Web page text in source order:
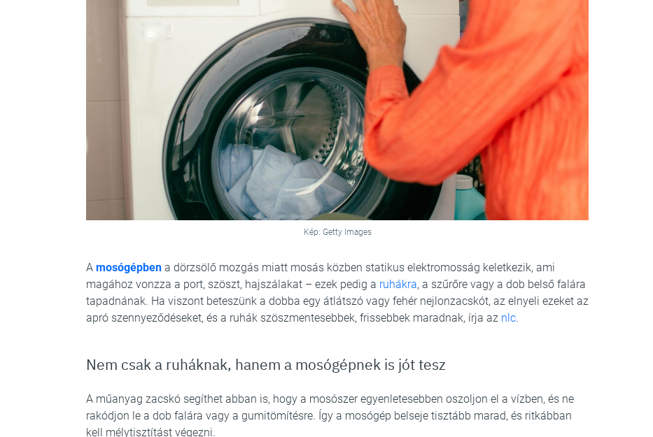
Kép: Getty Images
A mosógépben a dörzsölő mozgás miatt mosás közben statikus elektromosság keletkezik, ami
magához vonzza a port, szöszt, hajszálakat – ezek pedig a ruhákra, a szűrőre vagy a dob belső falára
tapadnának. Ha viszont beteszünk a dobba egy átlátszó vagy fehér nejlonzacskót, az elnyeli ezeket az
apró szennyeződéseket, és a ruhák szöszmentesebbek, frissebbek maradnak, írja az nlc.
Nem csak a ruháknak, hanem a mosógépnek is jót tesz
A műanyag zacskó segíthet abban is, hogy a mosószer egyenletesebben oszoljon el a vízben, és ne
rakódjon le a dob falára vagy a gumitömítésre. Így a mosógép belseje tisztább marad, és ritkábban
kell mélytisztítást végezni.